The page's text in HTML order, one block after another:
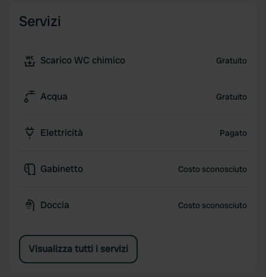
Servizi
Scarico WC chimico Gratuito
Acqua Gratuito
Elettricità Pagato
Gabinetto Costo sconosciuto
Doccia Costo sconosciuto
Visualizza tutti i servizi